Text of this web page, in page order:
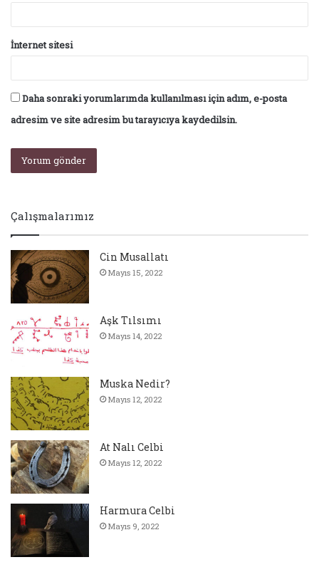
İnternet sitesi
Daha sonraki yorumlarımda kullanılması için adım, e-posta
adresim ve site adresim bu tarayıcıya kaydedilsin.
Çalışmalarımız
Cin Musallatı
Mayıs 15, 2022
Aşk Tılsımı
Mayıs 14, 2022
Muska Nedir?
Mayıs 12, 2022
At Nalı Celbi
Mayıs 12, 2022
Harmura Celbi
Mayıs 9, 2022